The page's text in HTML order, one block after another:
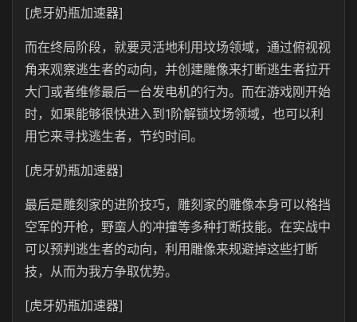
[虎牙奶瓶加速器]
而在终局阶段，就要灵活地利用坟场领域，通过俯视视
角来观察逃生者的动向，并创建雕像来打断逃生者拉开
大门或者维修最后一台发电机的行为。而在游戏刚开始
时，如果能够很快进入到1阶解锁坟场领域，也可以利
用它来寻找逃生者，节约时间。
[虎牙奶瓶加速器]
最后是雕刻家的进阶技巧，雕刻家的雕像本身可以格挡
空军的开枪，野蛮人的冲撞等多种打断技能。在实战中
可以预判逃生者的动向，利用雕像来规避掉这些打断
技，从而为我方争取优势。
[虎牙奶瓶加速器]